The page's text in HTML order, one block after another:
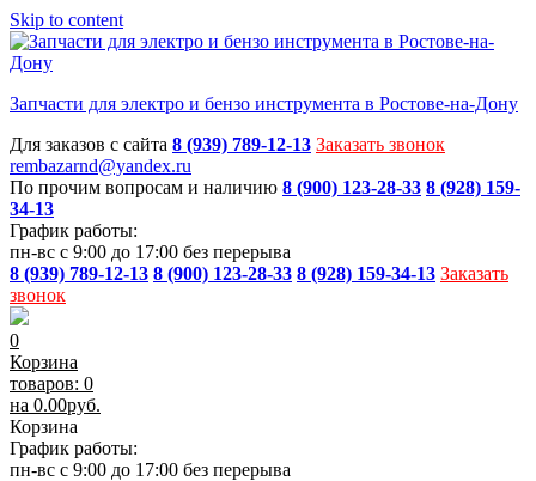
Skip to content
Запчасти для электро и бензо инструмента в Ростове-на-Дону
Для заказов с сайта 8 (939) 789-12-13 Заказать звонок
rembazarnd@yandex.ru
По прочим вопросам и наличию 8 (900) 123-28-33 8 (928) 159-
34-13
График работы:
пн-вс с 9:00 до 17:00 без перерыва
8 (939) 789-12-13 8 (900) 123-28-33 8 (928) 159-34-13 Заказать
звонок
0
Корзина
товаров: 0
на 0.00руб.
Корзина
График работы:
пн-вс с 9:00 до 17:00 без перерыва